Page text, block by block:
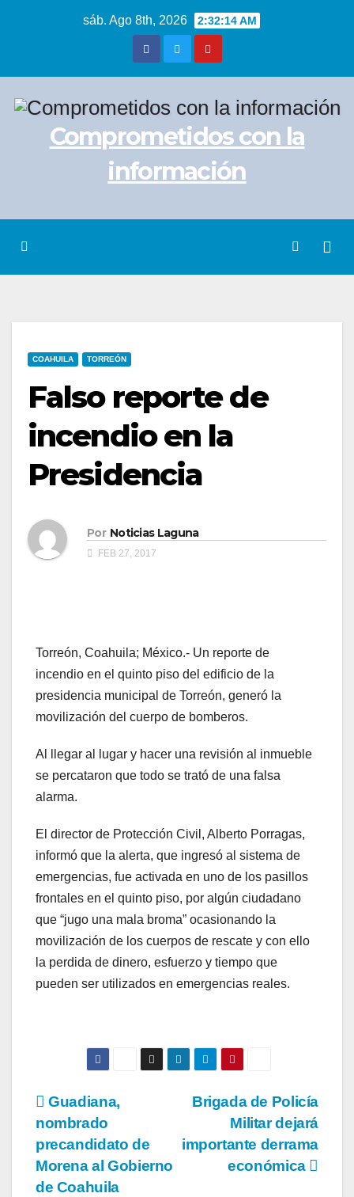
sáb. Ago 8th, 2026 2:32:14 AM
Comprometidos con la
información
COAHUILA TORREÓN
Falso reporte de
incendio en la
Presidencia
Por Noticias Laguna
FEB 27, 2017
Torreón, Coahuila; México.- Un reporte de
incendio en el quinto piso del edificio de la
presidencia municipal de Torreón, generó la
movilización del cuerpo de bomberos.
Al llegar al lugar y hacer una revisión al inmueble
se percataron que todo se trató de una falsa
alarma.
El director de Protección Civil, Alberto Porragas,
informó que la alerta, que ingresó al sistema de
emergencias, fue activada en uno de los pasillos
frontales en el quinto piso, por algún ciudadano
que “jugo una mala broma” ocasionando la
movilización de los cuerpos de rescate y con ello
la perdida de dinero, esfuerzo y tiempo que
pueden ser utilizados en emergencias reales.
Navegación
de
entradas
Brigada de Policía
Militar dejará
importante derrama
económica
Guadiana,
nombrado
precandidato de
Morena al Gobierno
de Coahuila